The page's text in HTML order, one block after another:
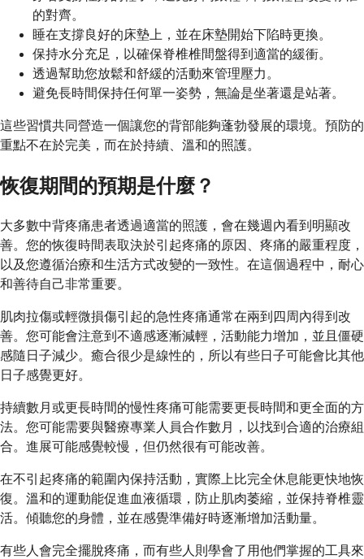
的對齊。
睡在支撐良好的床墊上，並在床墊開始下陷時更換。
保持水分充足，以確保脊椎椎間盤得到適當的緩衝。
透過幫助您放鬆和舒緩的活動來管理壓力。
避免長時間保持任何單一姿勢，無論是坐著還是站著。
這些習慣共同營造一個讓您的背部能夠蓬勃發展的環境。預防的
重點不在於完美，而在於持續、溫和的照護。
恢復期間的預期是什麼？
大多數中背疼痛患者透過適當的照護，會在幾週內看到明顯改
善。您的恢復時間表取決於引起疼痛的原因、疼痛的嚴重程度，
以及您遵循治療和生活方式改變的一致性。在這個過程中，耐心
和善待自己非常重要。
肌肉拉傷或輕微損傷引起的急性疼痛通常在兩到四周內得到改
善。您可能會注意到不適感逐漸減輕，活動能力增加，並且僵硬
感隨日子減少。癒合很少是線性的，所以有些日子可能會比其他
日子感覺更好。
持續數月或更長時間的慢性疼痛可能需要更長時間和更全面的方
法。您可能需要與醫療專業人員合作數月，以找到合適的治療組
合。進展可能感覺較慢，但仍然很有可能改善。
在不引起疼痛的範圍內保持活動，實際上比完全休息能更快地恢
復。溫和的運動能促進血液循環，防止肌肉萎縮，並保持脊椎靈
活。傾聽您的身體，並在感覺準備好時逐漸增加活動量。
有些人會完全擺脫疼痛，而有些人則學會了用他們掌握的工具來